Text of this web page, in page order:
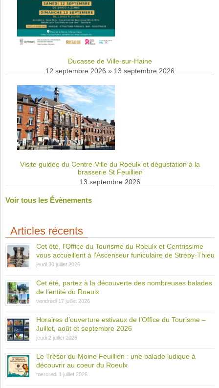
Ducasse de Ville-sur-Haine
12 septembre 2026 » 13 septembre 2026
Visite guidée du Centre-Ville du Roeulx et dégustation à la
brasserie St Feuillien
13 septembre 2026
Voir tous les Évènements
Articles récents
Cet été, l’Office du Tourisme du Roeulx et Centrissime
vous accueillent à l’Ascenseur funiculaire de Strépy-Thieu
jeudi 30 juillet 2026
Cet été, partez à la découverte des nombreuses balades
de l’entité du Roeulx
vendredi 17 juillet 2026
Horaires d’ouverture estivaux de l’Office du Tourisme –
Juillet, août et septembre 2026
jeudi 2 juillet 2026
Le Trésor du Moine Feuillien : une balade ludique à
découvrir au coeur du Roeulx
mercredi 1 juillet 2026